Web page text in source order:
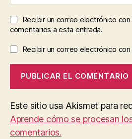
Recibir un correo electrónico
comentarios a esta entrada.
Recibir un correo electrónico
Este sitio usa Akismet para
Aprende cómo se procesan
comentarios.